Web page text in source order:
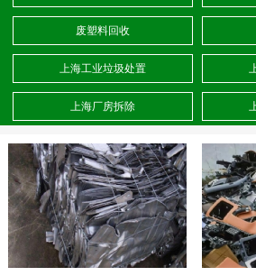
废塑料回收
上海工业垃圾处置
上海厂房拆除